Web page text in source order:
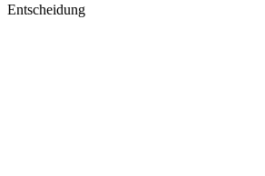
Entscheidung